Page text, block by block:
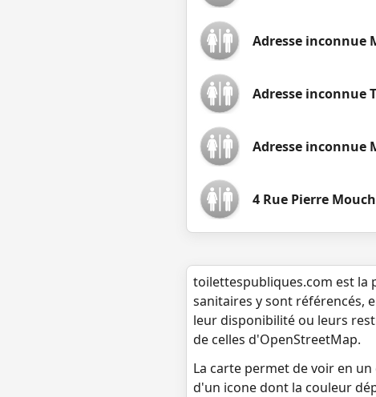
Adresse inconnue
Adresse inconnue
Adresse inconnue
4 Rue Pierre
toilettespubliques.com est la
sanitaires y sont référencés,
leur disponibilité ou leurs
de celles d'OpenStreetMap.
La carte permet de voir en
d'un icone dont la couleur